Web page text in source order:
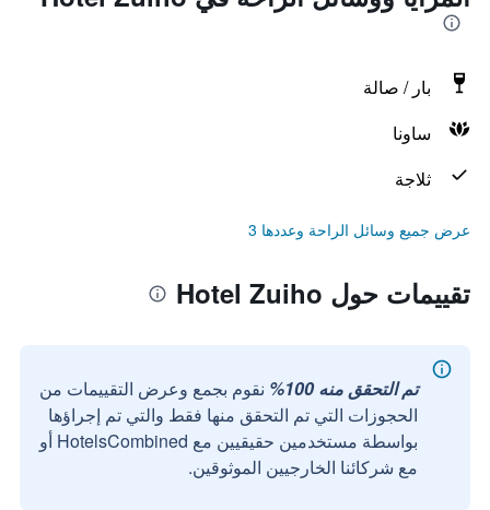
بار / صالة
ساونا
ثلاجة
عرض جميع وسائل الراحة وعددها 3
تقييمات حول Hotel Zuiho
تم التحقق منه 100%
نقوم بجمع وعرض التقييمات من
الحجوزات التي تم التحقق منها فقط والتي تم إجراؤها
بواسطة مستخدمين حقيقيين مع HotelsCombined أو
مع شركائنا الخارجيين الموثوقين.